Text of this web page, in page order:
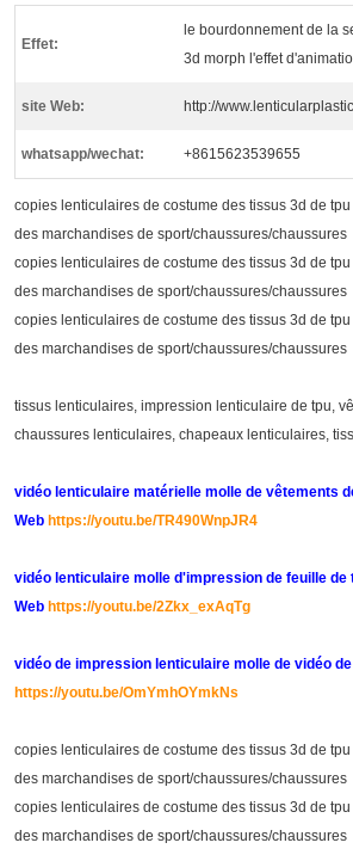
Effet:
le bourdonnement de la
3d morph l'effet
site Web: http://
whatsapp/wechat: +8615623539655
copies lenticulaires de costume des tissus 3d de
des marchandises de sport/chaussures/chaussures
copies lenticulaires de costume des tissus 3d de
des marchandises de sport/chaussures/chaussures
copies lenticulaires de costume des tissus 3d de
des marchandises de sport/chaussures/chaussures
tissus lenticulaires, impression lenticulaire de tpu,
chaussures lenticulaires, chapeaux lenticulaires,
vidéo lenticulaire matérielle molle de vêtements
Web https://youtu.be/TR490WnpJR4
vidéo lenticulaire molle d'impression de feuille de
Web https://youtu.be/2Zkx_exAqTg
vidéo de impression lenticulaire molle de vidéo
https://youtu.be/OmYmhOYmkNs
copies lenticulaires de costume des tissus 3d de
des marchandises de sport/chaussures/chaussures
copies lenticulaires de costume des tissus 3d de
des marchandises de sport/chaussures/chaussures